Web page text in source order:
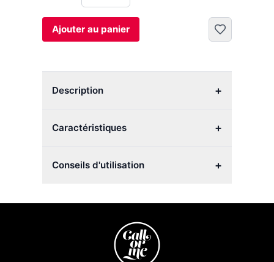
Ajouter au panier
Description +
Caractéristiques +
Conseils d'utilisation +